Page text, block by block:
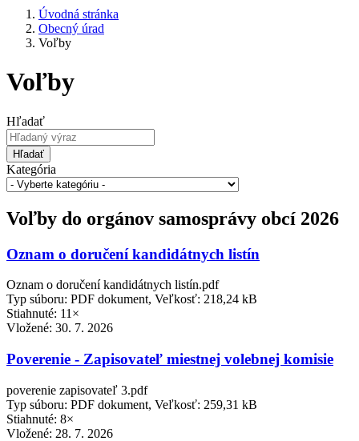
Úvodná stránka
Obecný úrad
Voľby
Voľby
Hľadať
Hľadať
Kategória
Voľby do orgánov samosprávy obcí 2026
Oznam o doručení kandidátnych listín
Oznam o doručení kandidátnych listín.pdf
Typ súboru: PDF dokument, Veľkosť: 218,24 kB
Stiahnuté: 11×
Vložené: 30. 7. 2026
Poverenie - Zapisovateľ miestnej volebnej komisie
poverenie zapisovateľ 3.pdf
Typ súboru: PDF dokument, Veľkosť: 259,31 kB
Stiahnuté: 8×
Vložené: 28. 7. 2026